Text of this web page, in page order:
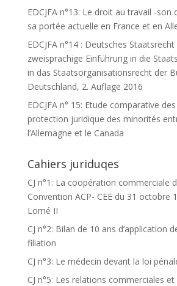
EDCJFA n°13: Le droit au travail -
sa portée actuelle en France et en
EDCJFA n°14 : Deutsches Staatsrecht
zweisprachige Einführung in die
in das Staatsorganisationsrecht der
Deutschland, 2. Auflage 2016
EDCJFA n° 15: Etude comparative
protection juridique des minorités
l’Allemagne et le Canada
Cahiers juriduqes
CJ n°1: La coopération commerciale
Convention ACP- CEE du 31 octobre
Lomé II
CJ n°2: Bilan de 10 ans d’application
filiation
CJ n°3: Le médecin devant la loi
CJ n°5: Les relations commerciales